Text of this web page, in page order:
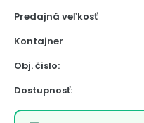
Predajná veľkosť
Kontajner
Obj. čislo:
Dostupnosť: